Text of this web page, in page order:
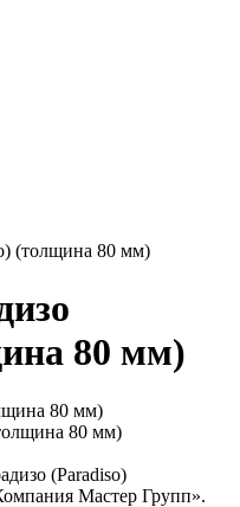
(толщина 80 мм)
80 мм)
80 мм)
(Paradiso)
Мастер Групп».